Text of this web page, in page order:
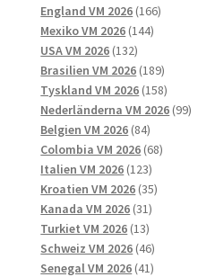
England VM 2026 166166
Mexiko VM 2026 144144
USA VM 2026 132132
produkter
Brasilien VM 2026 189189
produkter
Tyskland VM 2026 158158
produkter
Nederländerna VM 2026 9999
Belgien VM 2026 8484
produkter
Colombia VM 2026 6868
Italien VM 2026 123123
produkter
Kroatien VM 2026 3535
Kanada VM 2026 3131
produkter
Turkiet VM 2026 1313
produkter
Schweiz VM 2026 4646
produkter
Senegal VM 2026 4141